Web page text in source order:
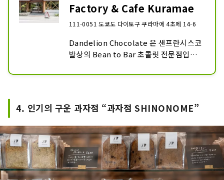
Factory & Cafe Kuramae
111-0051 도쿄도 다이토구 쿠라마에 4초메 14-6
Dandelion Chocolate 은 샌프란시스코
발상의 Bean to Bar 초콜릿 전문점입니
릿 팩토리와 스탠드, 2층은 카페와 워크숍
트를 즐길 수 있습니다.
4. 인기의 구운 과자점 “과자점 SHINONOME”